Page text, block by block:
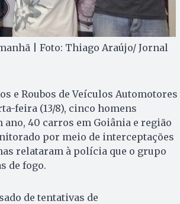
| Foto: Thiago Araújo/ Jornal
e Roubos de Veículos Automotores
feira (13/8), cinco homens
40 carros em Goiânia e região
por meio de interceptações
relataram à polícia que o grupo
de fogo.
de tentativas de